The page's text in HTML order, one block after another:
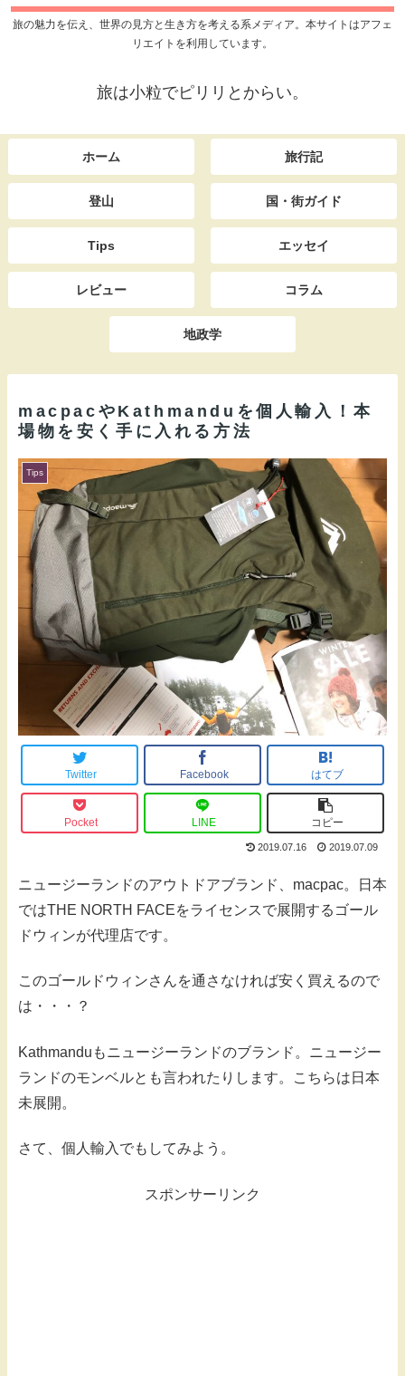
旅の魅力を伝え、世界の見方と生き方を考える系メディア。本サイトはアフェ
リエイトを利用しています。
旅は小粒でピリリとからい。
ホーム 旅行記
登山 国・街ガイド
Tips エッセイ
レビュー コラム
地政学
macpacやKathmanduを個人輸入！本
場物を安く手に入れる方法
Tips
Twitter Facebook はてブ
Pocket LINE コピー
2019.07.16 2019.07.09
ニュージーランドのアウトドアブランド、macpac。日本
ではTHE NORTH FACEをライセンスで展開するゴール
ドウィンが代理店です。
このゴールドウィンさんを通さなければ安く買えるので
は・・・？
Kathmanduもニュージーランドのブランド。ニュージー
ランドのモンベルとも言われたりします。こちらは日本
未展開。
さて、個人輸入でもしてみよう。
スポンサーリンク